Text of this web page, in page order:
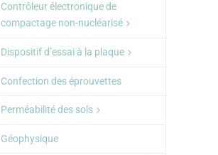
Contrôleur électronique de
compactage non-nucléarisé
Dispositif d’essai à la plaque
Confection des éprouvettes
Perméabilité des sols
Géophysique